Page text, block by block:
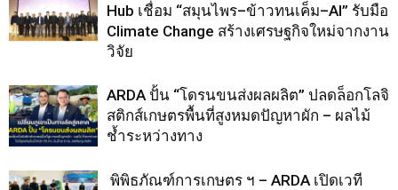
Hub เชื่อม “สมุนไพร–ข้าวทนเค็ม–AI” รับมือ
Climate Change สร้างเศรษฐกิจใหม่จากงาน
วิจัย
ARDA ปั้น “โดรนขนส่งผลผลิต” ปลดล็อกโลจิ
สติกส์เกษตรพื้นที่สูงหมดปัญหาผัก – ผลไม้
ช้ำระหว่างทาง
พิพิธภัณฑ์การเกษตร ฯ – ARDA เปิดเวที